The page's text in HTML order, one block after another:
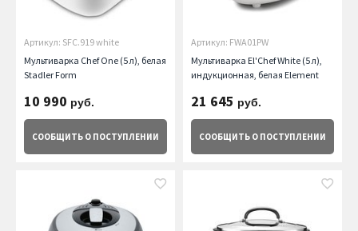
Артикул: SFC.919 white
Мультиварка Chef One (5 л), белая
Stadler Form
10 990 руб.
СООБЩИТЬ О ПОСТУПЛЕНИИ
Артикул: FWA01PW
Мультиварка El'Chef White (5 л),
индукционная, белая Element
21 645 руб.
СООБЩИТЬ О ПОСТУПЛЕНИИ